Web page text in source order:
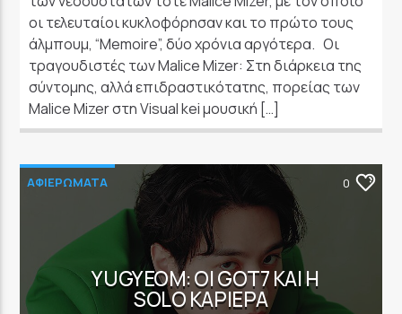
οι τελευταίοι κυκλοφόρησαν και το πρώτο τους
άλμπουμ, “Memoire”, δύο χρόνια αργότερα. Οι
τραγουδιστές των Malice Mizer: Στη διάρκεια της
σύντομης, αλλά επιδραστικότατης, πορείας των
Malice Mizer στη Visual kei μουσική […]
ΑΦΙΕΡΩΜΑΤΑ 0
YUGYEOM: ΟΙ GOT7 ΚΑΙ Η
SOLO ΚΑΡΙΈΡΑ